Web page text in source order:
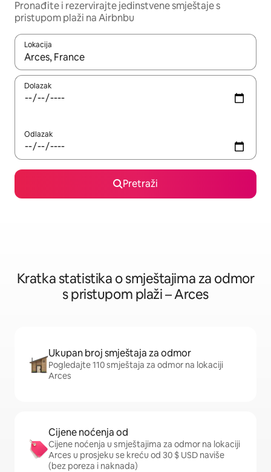
Pronađite i rezervirajte jedinstvene smještaje s
pristupom plaži na Airbnbu
Lokacija
Kada budu dostupni rezultati, moći ćete ih pregledati
Dolazak
Odlazak
Pretraži
Kratka statistika o smještajima za odmor
s pristupom plaži – Arces
Ukupan broj smještaja za odmor
Pogledajte 110 smještaja za odmor na lokaciji
Arces
Cijene noćenja od
Cijene noćenja u smještajima za odmor na lokaciji
Arces u prosjeku se kreću od 30 $ USD naviše
(bez poreza i naknada)